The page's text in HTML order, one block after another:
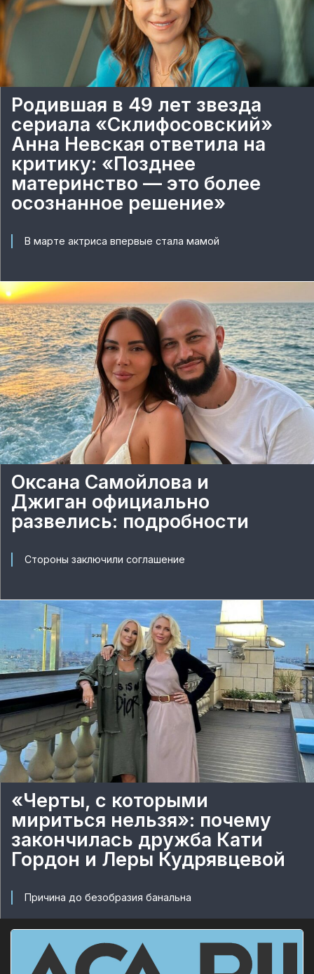
Родившая в 49 лет звезда
сериала «Склифосовский»
Анна Невская ответила на
критику: «Позднее
материнство — это более
осознанное решение»
В марте актриса впервые стала мамой
Оксана Самойлова и
Джиган официально
развелись: подробности
Стороны заключили соглашение
«Черты, с которыми
мириться нельзя»: почему
закончилась дружба Кати
Гордон и Леры Кудрявцевой
Причина до безобразия банальна